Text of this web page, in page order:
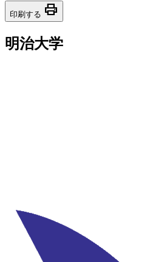
印刷する print
明治大学